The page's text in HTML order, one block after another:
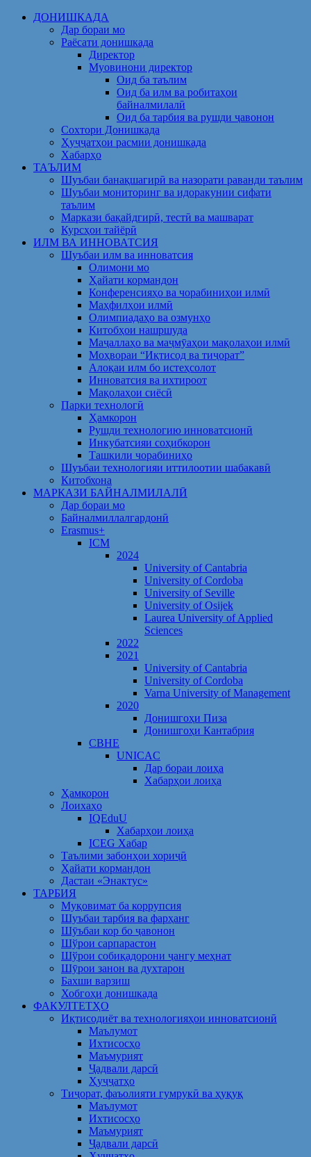
Skip
ДОНИШКАДА
Дар бораи мо
Раёсати донишкада
Директор
Муовинони директор
Оид ба таълим
Оид ба илм ва робитаҳои
байналмилалӣ
Оид ба тарбия ва рушди ҷавонон
Сохтори Донишкада
Ҳуҷҷатҳои расмии донишкада
Хабарҳо
ТАЪЛИМ
Шуъбаи банақшагирӣ ва назорати раванди таълим
Шуъбаи мониторинг ва идоракунии сифати
таълим
Маркази бақайдгирӣ, тестӣ ва машварат
Курсҳои тайёрӣ
ИЛМ ВА ИННОВАТСИЯ
Шуъбаи илм ва инноватсия
Олимони мо
Ҳайати кормандон
Конференсияҳо ва чорабиниҳои илмӣ
Маҳфилҳои илмӣ
Олимпиадаҳо ва озмунҳо
Китобҳои нашршуда
Маҷаллаҳо ва маҷмӯаҳои мақолаҳои илмӣ
Моҳвораи “Иқтисод ва тиҷорат”
Алоқаи илм бо истеҳсолот
Инноватсия ва ихтироот
Мақолаҳои сиёсӣ
Парки технологӣ
Ҳамкорон
Рушди технологию инноватсионӣ
Инкубатсияи соҳибкорон
Ташкили чорабиниҳо
Шуъбаи технологияи иттилоотии шабакавӣ
Китобхона
МАРКАЗИ БАЙНАЛМИЛАЛӢ
Дар бораи мо
Байналмиллалгардонӣ
Erasmus+
ICM
2024
University of Cantabria
University of Cordoba
University of Seville
University of Osijek
Laurea University of Applied
Sciences
2022
2021
University of Cantabria
University of Cordoba
Varna University of Management
2020
Донишгоҳи Пиза
Донишгоҳи Кантабрия
CBHE
UNICAC
Дар бораи лоиҳа
Хабарҳои лоиҳа
Ҳамкорон
Лоихаҳо
IQEduU
Хабарҳои лоиҳа
ICEG Хабар
Таълими забонҳои хориҷӣ
Ҳайати кормандон
Дастаи «Энактус»
ТАРБИЯ
Муқовимат ба коррупсия
Шуъбаи тарбия ва фарҳанг
Шӯъбаи кор бо ҷавонон
Шўрои сарпарастон
Шўрои собиқадорони ҷангу меҳнат
Шӯрои занон ва духтарон
Бахши варзиш
Хобгоҳи донишкада
ФАКУЛТЕТҲО
Иқтисодиёт ва технологияҳои инноватсионӣ
Маълумот
Ихтисосҳо
Маъмурият
Ҷадвали дарсӣ
Ҳуҷҷатҳо
Тиҷорат, фаъолияти гумрукӣ ва ҳуқуқ
Маълумот
Ихтисосҳо
Маъмурият
Ҷадвали дарсӣ